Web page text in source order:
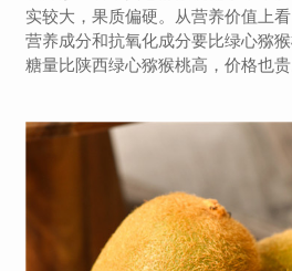
实较大，果质偏硬。从营养价值上
营养成分和抗氧化成分要比绿心猕
糖量比陕西绿心猕猴桃高，价格也贵